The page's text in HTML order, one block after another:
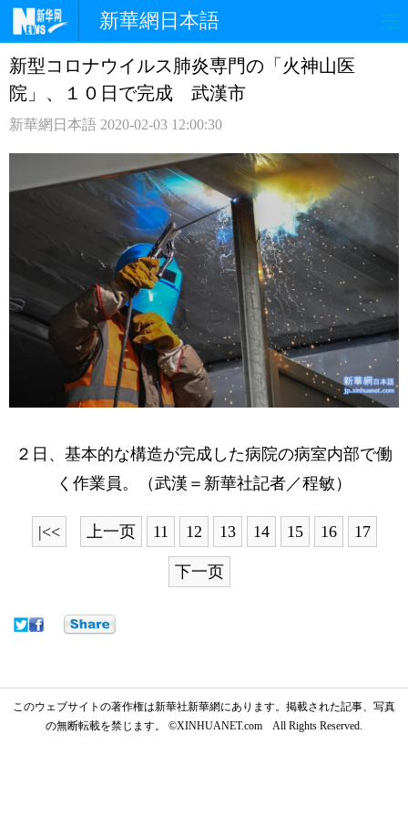
新華網日本語
ホームページ 政治 経済
評論 写真
新型コロナウイルス肺炎専門の「火神山医
院」、１０日で完成 武漢市
新華網日本語 2020-02-03 12:00:30
２日、基本的な構造が完成した病院の病室内部で働
く作業員。（武漢＝新華社記者／程敏）
|<< 上一页 11 12 13 14 15 16 17
下一页
このウェブサイトの著作権は新華社新華網にあります。掲載された記事、写真
の無断転載を禁じます。 ©XINHUANET.com All Rights Reserved.